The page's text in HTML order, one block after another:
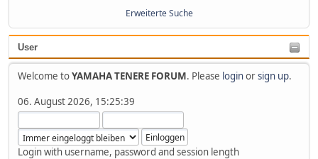
Erweiterte Suche
User
Welcome toYAMAHA TENERE FORUM. Please loginorsign up.
06. August 2026, 15:25:39
Login with username, password and session length